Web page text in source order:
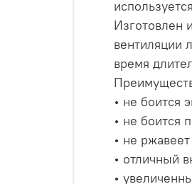
Изготовлен
вентиляции
время
• не боится
• не боится
• не
• отличный
•